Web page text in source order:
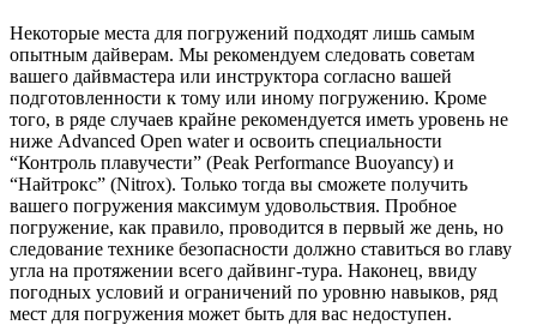
Некоторые места для погружений подходят лишь самым
опытным дайверам. Мы рекомендуем следовать советам
вашего дайвмастера или инструктора согласно вашей
подготовленности к тому или иному погружению. Кроме
того, в ряде случаев крайне рекомендуется иметь уровень не
ниже Advanced Open water и освоить специальности
“Контроль плавучести” (Peak Performance Buoyancy) и
“Найтрокс” (Nitrox). Только тогда вы сможете получить
вашего погружения максимум удовольствия. Пробное
погружение, как правило, проводится в первый же день, но
следование технике безопасности должно ставиться во главу
угла на протяжении всего дайвинг-тура. Наконец, ввиду
погодных условий и ограничений по уровню навыков, ряд
мест для погружения может быть для вас недоступен.